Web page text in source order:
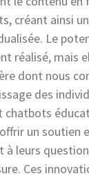
créant ainsi
Le
réalisé, mais
dont nous
des
chatbots
un soutien
à leurs
Ces